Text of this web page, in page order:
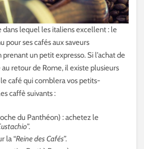
dans lequel les italiens excellent : le
pour ses cafés aux saveurs
un petit expresso. Si l’achat de
retour de Rome, il existe plusieurs
café qui comblera vos petits-
caffè suivants :
du Panthéon) : achetez le
”.
la “Reine des Cafés”.